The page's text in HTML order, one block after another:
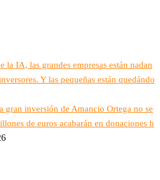
la IA, las grandes empresas están nadan
Y las pequeñas están quedándo
gran inversión de Amancio Ortega no se
de euros acabarán en donaciones h